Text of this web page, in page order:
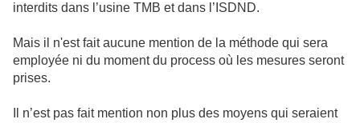
interdits dans l’usine TMB et dans l’ISDND.
Mais il n'est fait aucune mention de la méthode qui sera
employée ni du moment du process où les mesures seront
prises.
Il n’est pas fait mention non plus des moyens qui seraient